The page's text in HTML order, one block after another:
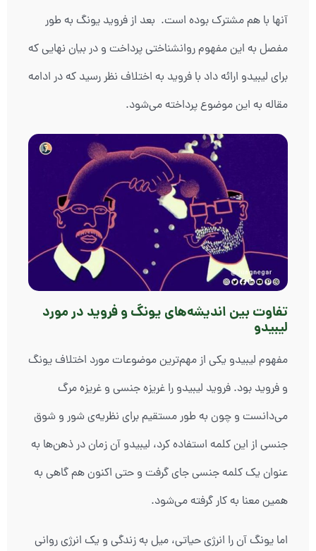
آنها با هم مشترک بوده است. بعد از فروید یونگ به طور
مفصل به این مفهوم روانشناختی پرداخت و در بیان نهایی که
برای لیبیدو ارائه داد با فروید به اختلاف نظر رسید که در ادامه
مقاله به این موضوع پرداخته می‌شود.
تفاوت بین اندیشه‌های یونگ و فروید در مورد
لیبیدو
مفهوم لیبیدو یکی از مهم‌ترین موضوعات مورد اختلاف یونگ
و فروید بود. فروید لیبیدو را غریزه جنسی و غریزه مرگ
می‌دانست و چون به طور مستقیم برای نظریه‌ی شور و شوق
جنسی از این کلمه استفاده کرد، لیبیدو آن زمان در ذهن‌ها به
عنوان یک کلمه جنسی جای گرفت و حتی اکنون هم گاهی به
همین معنا به کار گرفته می‌شود.
اما یونگ آن را انرژی حیاتی، میل به زندگی و یک انرژی روانی